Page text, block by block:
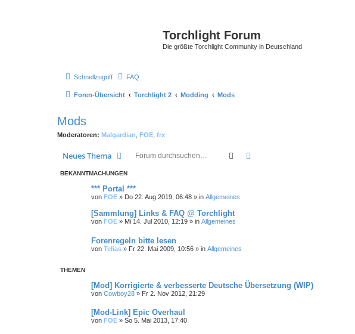
Torchlight Forum
Die größte Torchlight Community in Deutschland
Schnellzugriff FAQ
Foren-Übersicht Torchlight 2 Modding Mods
Mods
Moderatoren: Malgardian FOE frx
Neues Thema Suche
BEKANNTMACHUNGEN
*** Portal ***
von FOE » Do 22. Aug 2019, 06:48 » in Allgemeines
[Sammlung] Links & FAQ @ Torchlight
von FOE » Mi 14. Jul 2010, 12:19 » in Allgemeines
Forenregeln bitte lesen
von Telias » Fr 22. Mai 2009, 10:56 » in Allgemeines
THEMEN
[Mod] Korrigierte & verbesserte Deutsche Übersetzung (WIP)
von Cowboy28 » Fr 2. Nov 2012, 21:29
[Mod-Link] Epic Overhaul
von FOE » So 5. Mai 2013, 17:40